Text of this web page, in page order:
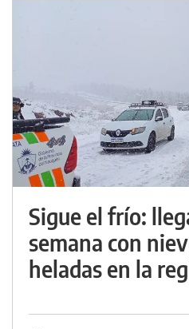
Sigue el frío:
semana con
heladas en la